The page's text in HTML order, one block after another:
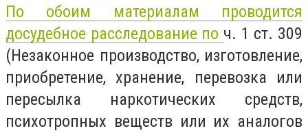
По обоим материалам проводится
досудебное расследование по ч. 1 ст. 309
(Незаконное производство, изготовление,
приобретение, хранение, перевозка или
пересылка наркотических средств,
психотропных веществ или их аналогов